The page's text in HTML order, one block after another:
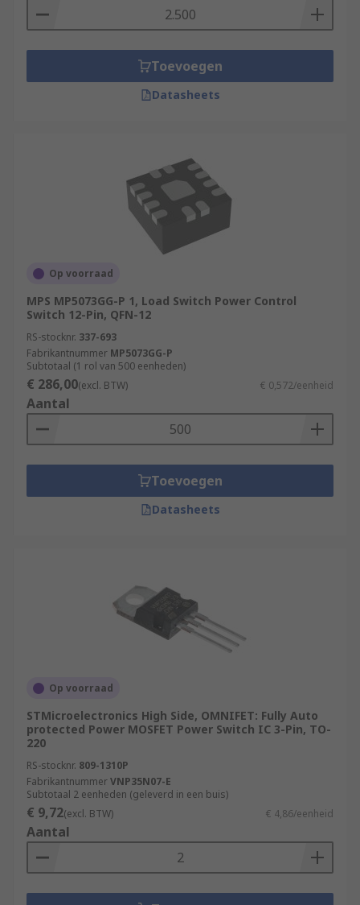
Toevoegen
Datasheets
Op voorraad
MPS MP5073GG-P 1, Load Switch Power Control
Switch 12-Pin, QFN-12
RS-stocknr. 337-693
Fabrikantnummer MP5073GG-P
Subtotaal (1 rol van 500 eenheden)
€ 286,00(excl. BTW) € 0,572/eenheid
Aantal
Toevoegen
Datasheets
Op voorraad
STMicroelectronics High Side, OMNIFET: Fully Auto
protected Power MOSFET Power Switch IC 3-Pin, TO-
220
RS-stocknr. 809-1310P
FabrikantnummerVNP35N07-E
Subtotaal 2 eenheden (geleverd in een buis)
€ 9,72(excl. BTW) € 4,86/eenheid
Aantal